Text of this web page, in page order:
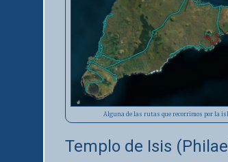
Alguna de las rutas que recorrimos por la
Templo de Isis